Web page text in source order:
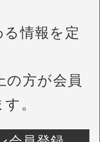
情報を定
の方が会員
。